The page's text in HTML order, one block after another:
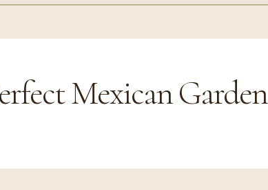
Mexican Garden